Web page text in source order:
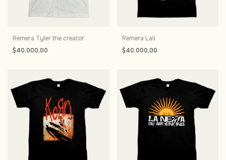
Remera Tyler the creator
$40.000,00
Remera Lali
$40.000,00